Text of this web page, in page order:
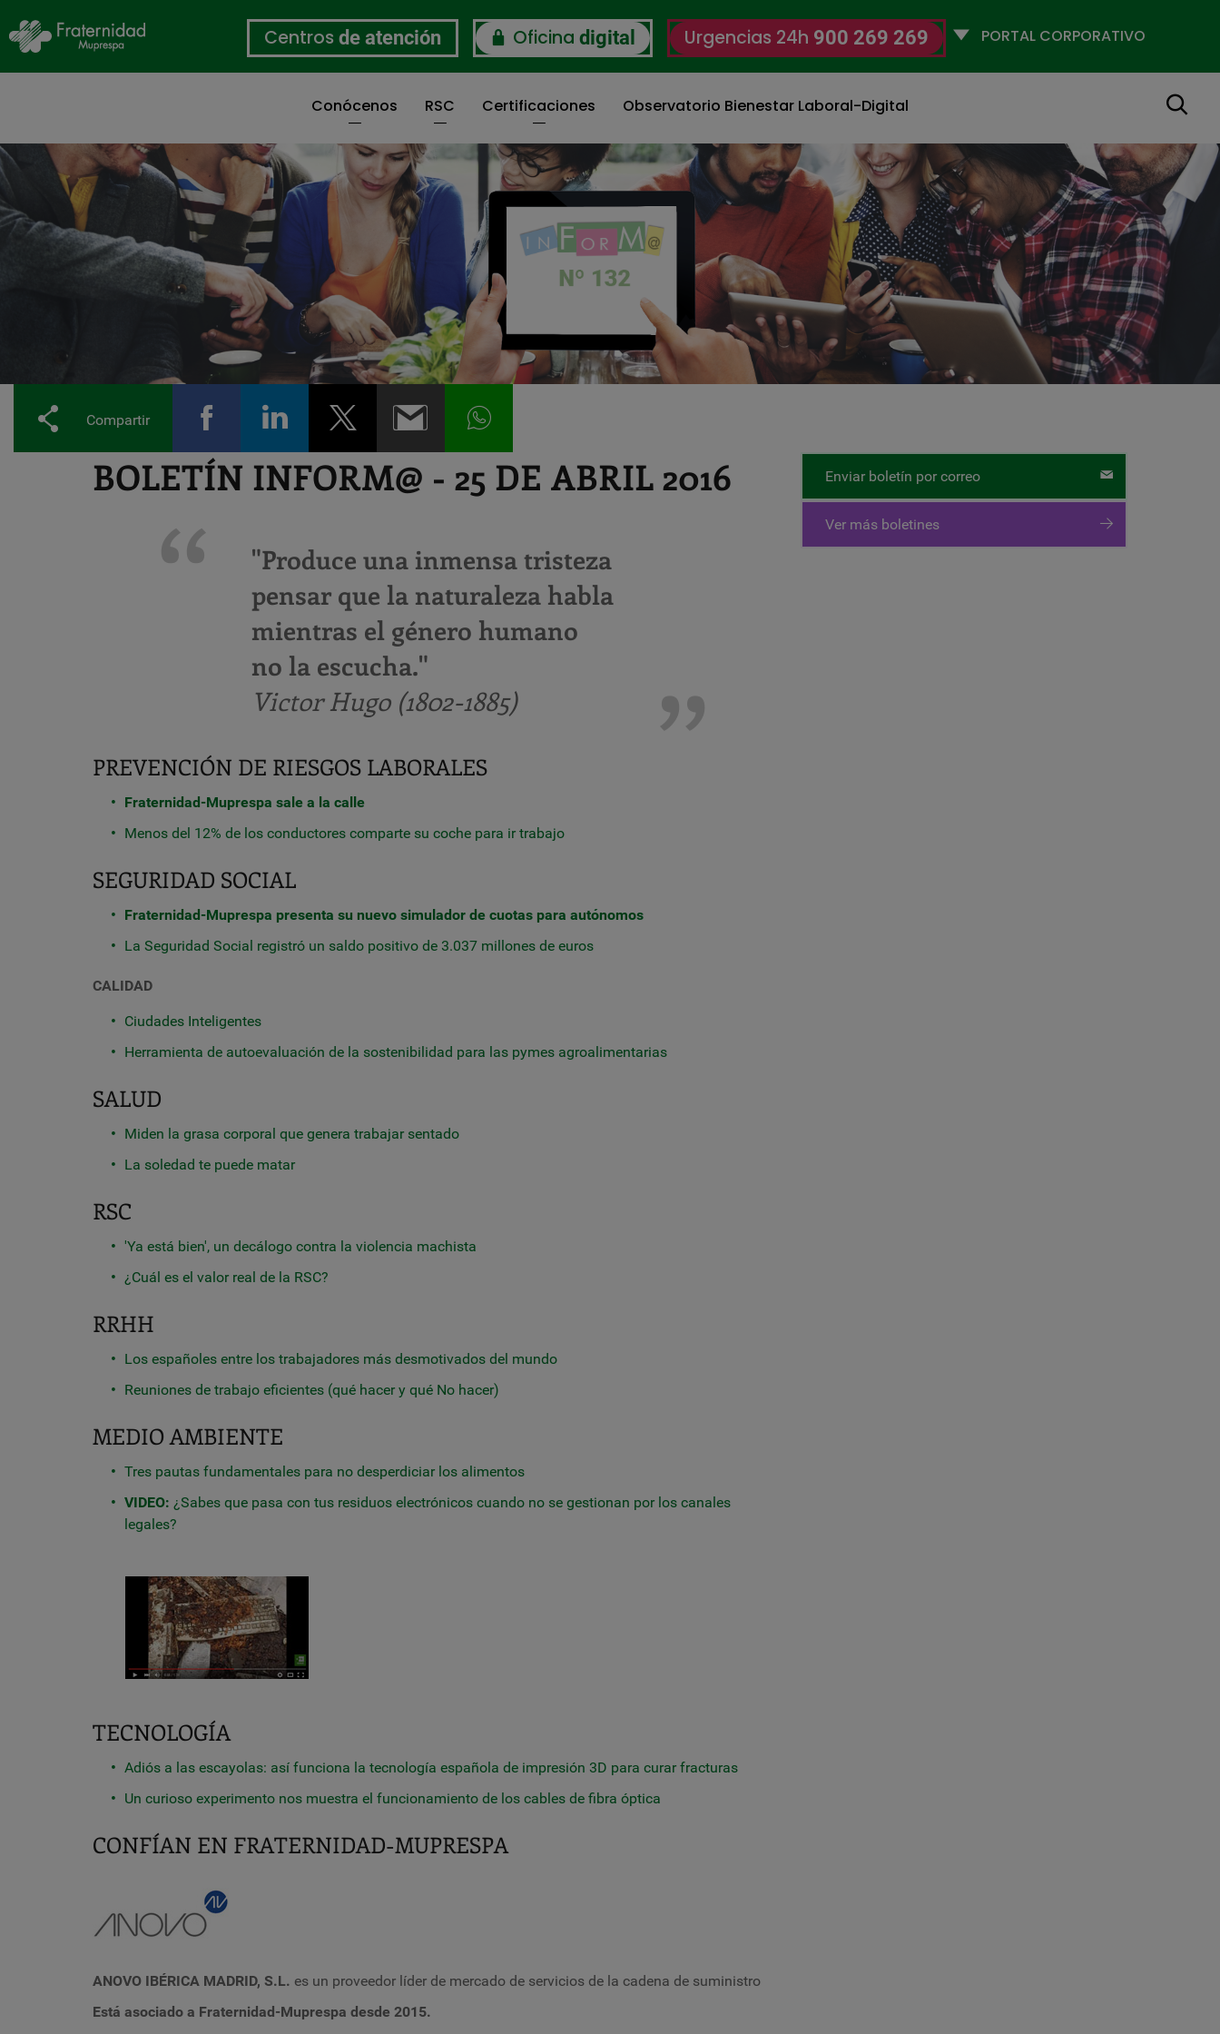
al
contenido
principal
Centros de atención Oficina digital Urgencias 24h 900 269 269
Selecciona
Conócenos RSC Certificaciones Observatorio Bienestar Laboral-Digital Buscar
Compartir
BOLETÍN INFORM@ - 25 DE ABRIL 2016
"Produce una inmensa tristeza
pensar que la naturaleza habla
mientras el género humano
no la escucha."
Victor Hugo (1802-1885)
PREVENCIÓN DE RIESGOS LABORALES
Fraternidad-Muprespa sale a la calle
Menos del 12% de los conductores comparte su coche para ir trabajo
SEGURIDAD SOCIAL
Fraternidad-Muprespa presenta su nuevo simulador de cuotas para autónomos
La Seguridad Social registró un saldo positivo de 3.037 millones de euros
CALIDAD
Ciudades Inteligentes
Herramienta de autoevaluación de la sostenibilidad para las pymes agroalimentarias
SALUD
Miden la grasa corporal que genera trabajar sentado
La soledad te puede matar
RSC
'Ya está bien', un decálogo contra la violencia machista
¿Cuál es el valor real de la RSC?
RRHH
Los españoles entre los trabajadores más desmotivados del mundo
Reuniones de trabajo eficientes (qué hacer y qué No hacer)
MEDIO AMBIENTE
Tres pautas fundamentales para no desperdiciar los alimentos
VIDEO: ¿Sabes que pasa con tus residuos electrónicos cuando no se gestionan por los canales
legales?
TECNOLOGÍA
Adiós a las escayolas: así funciona la tecnología española de impresión 3D para curar fracturas
Un curioso experimento nos muestra el funcionamiento de los cables de fibra óptica
CONFÍAN EN FRATERNIDAD-MUPRESPA
ANOVO IBÉRICA MADRID, S.L. es un proveedor líder de mercado de servicios de la cadena de suministro
Está asociado a Fraternidad-Muprespa desde 2015.
Enviar boletín por correo
Ver más boletines